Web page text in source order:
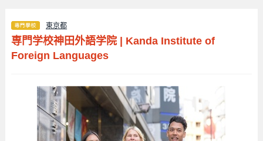
東京都
専門学校神田外語学院| Kanda Institute of
Foreign Languages